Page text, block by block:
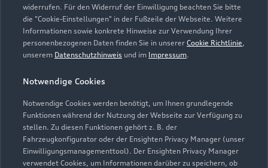
widerrufen. Für den Widerruf der Einwilligung beachten Sie bitte
die "Cookie-Einstellungen" in der Fußzeile der Webseite. Weitere
Informationen sowie konkrete Hinweise zur Verwendung Ihrer
personenbezogenen Daten finden Sie in unserer Cookie Richtlinie,
unserem Datenschutzhinweis und im Impressum.
Notwendige Cookies
Notwendige Cookies werden benötigt, um Ihnen grundlegende
Funktionen während der Nutzung der Webseite zur Verfügung zu
stellen. Zu diesen Funktionen gehört z. B. der
Fahrzeugkonfigurator oder der Ensighten Privacy Manager (unser
Einwilligungsmanagementtool). Der Ensighten Privacy Manager
verwendet Cookies, um Informationen darüber zu speichern, ob
Zur Reparatur
Zurück nach oben